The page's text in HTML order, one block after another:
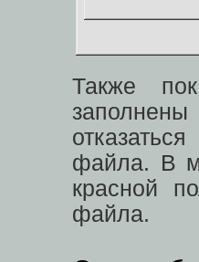
Также
файла. В
красной
файла.